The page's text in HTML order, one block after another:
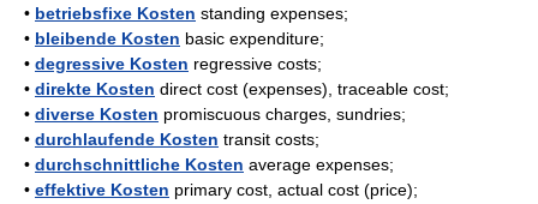
• betriebsfixe Kosten standing expenses;
• bleibende Kosten basic expenditure;
• degressive Kosten regressive costs;
• direkte Kosten direct cost (expenses), traceable cost;
• diverse Kosten promiscuous charges, sundries;
• durchlaufende Kosten transit costs;
• durchschnittliche Kosten average expenses;
• effektive Kosten primary cost, actual cost (price);